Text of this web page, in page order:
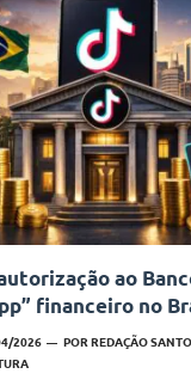
ao
financeiro no
2026 POR REDAÇÃO